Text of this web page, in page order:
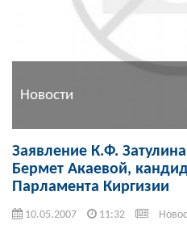
Новости
Заявление К.Ф.
Бермет Акаевой,
Парламента Киргизии
10.05.2007 11:32